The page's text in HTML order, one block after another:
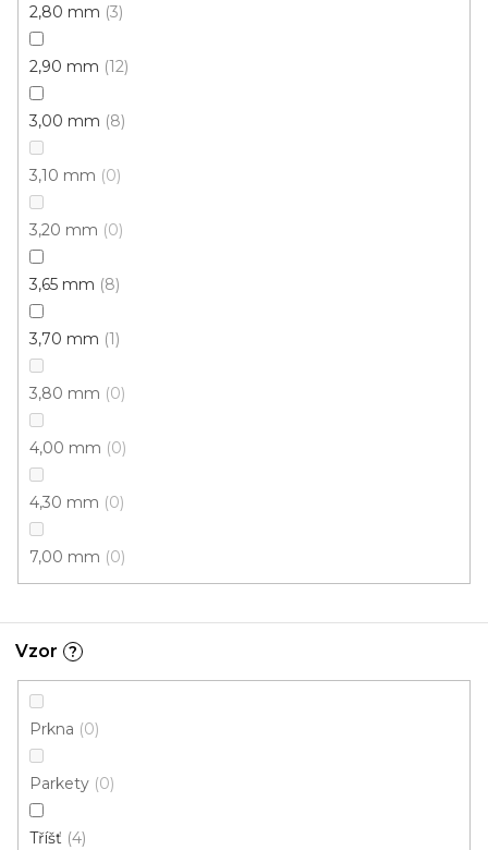
2,80 mm 3
2,90 mm 12
3,00 mm 8
3,10 mm 0
3,20 mm 0
3,65 mm 8
3,70 mm 1
3,80 mm 0
4,00 mm 0
4,30 mm 0
7,00 mm 0
Vzor ?
Prkna 0
Parkety 0
Tříšť 4
PVC podlaha STUDIO CASA Padua 591
Skladem externě, odesíláme do 2-3 dnů
436 Kč/ m2
4 m 2 m